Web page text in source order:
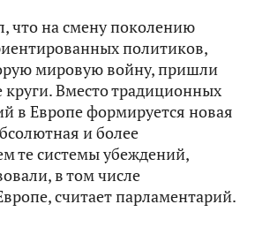
что на смену поколению
политиков,
мировую войну, пришли
Вместо традиционных
в Европе формируется новая
и более
те системы убеждений,
в том числе
считает парламентарий.